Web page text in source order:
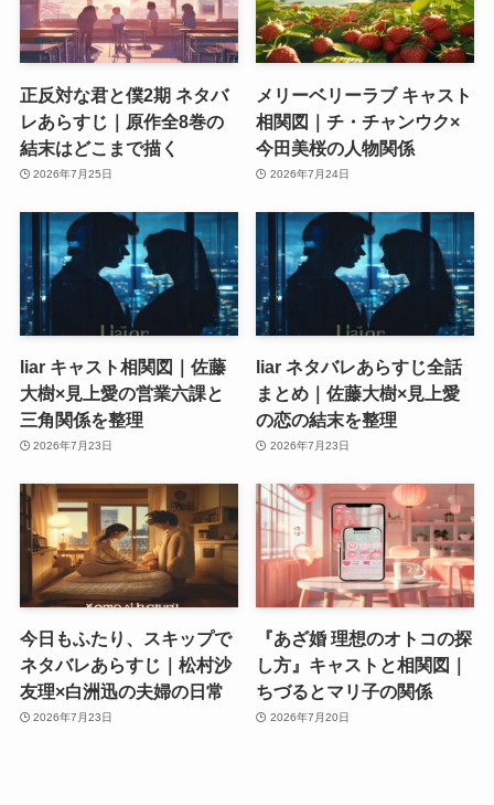
正反対な君と僕2期 ネタバ
レあらすじ｜原作全8巻の
結末はどこまで描く
2026年7月25日
メリーベリーラブ キャスト
相関図｜チ・チャンウク×
今田美桜の人物関係
2026年7月24日
liar キャスト相関図｜佐藤
大樹×見上愛の営業六課と
三角関係を整理
2026年7月23日
liar ネタバレあらすじ全話
まとめ｜佐藤大樹×見上愛
の恋の結末を整理
2026年7月23日
今日もふたり、スキップで
ネタバレあらすじ｜松村沙
友理×白洲迅の夫婦の日常
2026年7月23日
『あざ婚 理想のオトコの探
し方』キャストと相関図｜
ちづるとマリ子の関係
2026年7月20日